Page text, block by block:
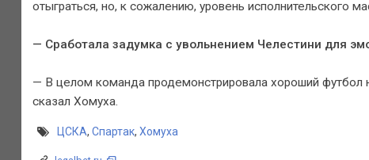
отыграться, но, к сожалению, уровень исполнительского
— Сработала задумка с увольнением Челестини для
— В целом команда продемонстрировала хороший футбол
сказал Хомуха.
ЦСКА, Спартак, Хомуха